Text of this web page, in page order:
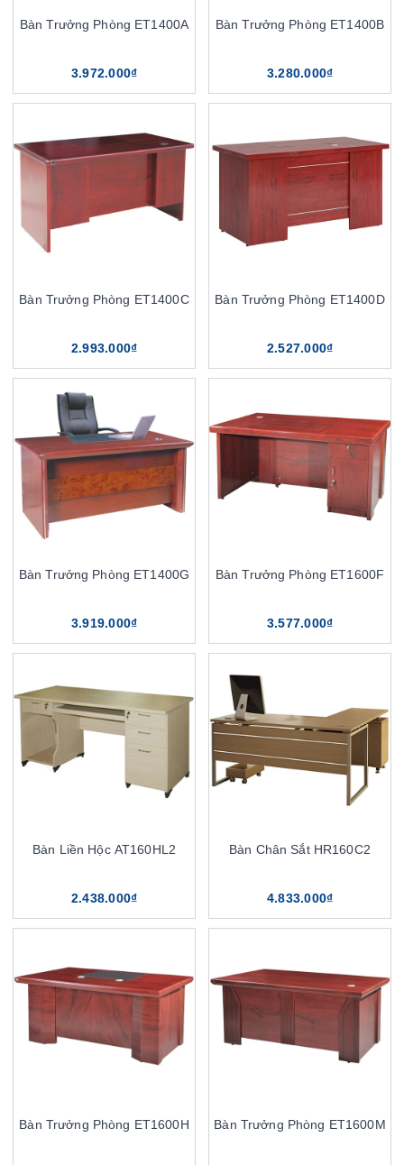
Bàn Trưởng Phòng ET1400A
3.972.000₫
Bàn Trưởng Phòng ET1400B
3.280.000₫
Bàn Trưởng Phòng ET1400C
2.993.000₫
Bàn Trưởng Phòng ET1400D
2.527.000₫
Bàn Trưởng Phòng ET1400G
3.919.000₫
Bàn Trưởng Phòng ET1600F
3.577.000₫
Bàn Liền Hộc AT160HL2
2.438.000₫
Bàn Chân Sắt HR160C2
4.833.000₫
Bàn Trưởng Phòng ET1600H Bàn Trưởng Phòng ET1600M